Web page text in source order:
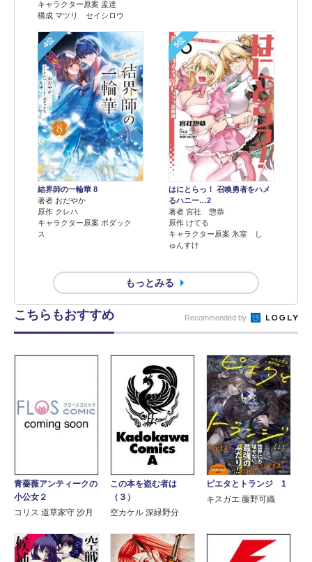
キャラクター原案 孟達
構成 マツリ セイシロウ
4位
結界師の一輪華 8
著者 おだやか
原作 クレハ
キャラクター原案 ボダック
ス
5位
はにとらっ！ 召喚勇者をハメ
るハニー…2
著者 宮社 惣恭
原作 けてる
キャラクター原案 氷室 し
ゅんすけ
もっとみる
こちらもおすすめ Recommended by
青薔薇アンティークの
小公女２
コリス 道草家守 沙月
この本を盗む者は
（３）
空カケル 深緑野分
ピエタとトランジ 1
キスガエ 藤野可織